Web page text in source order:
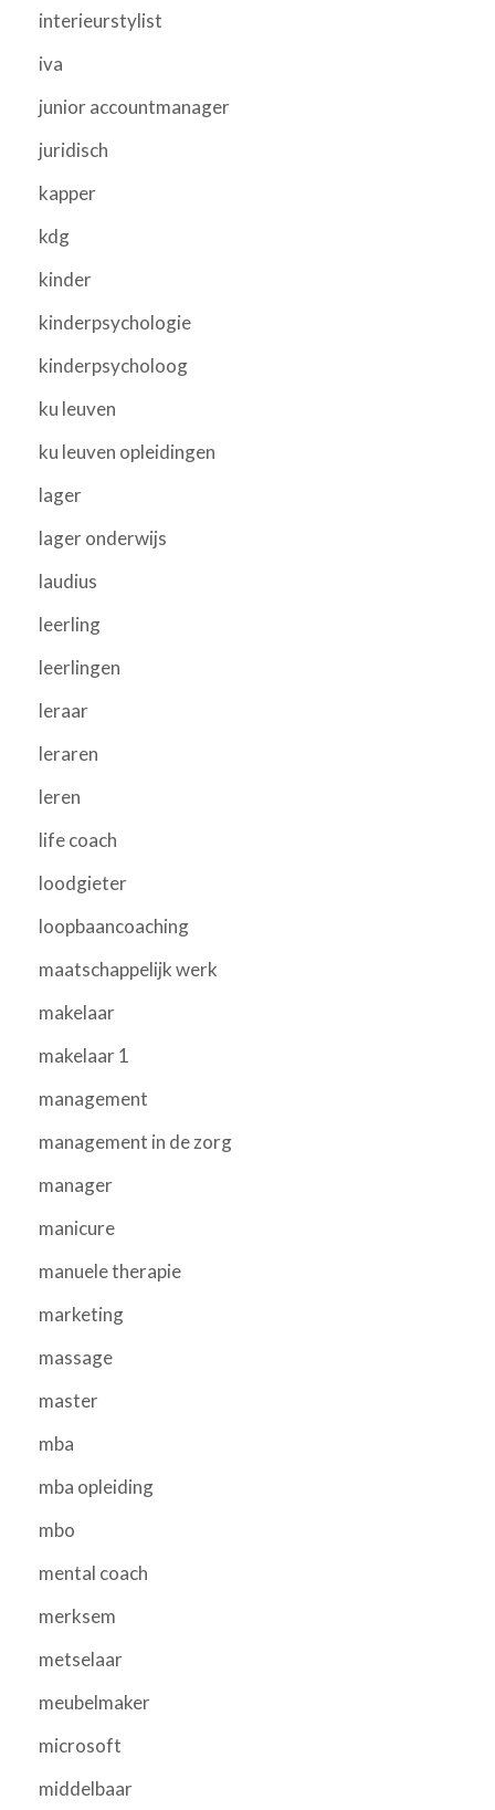
interieurstylist
iva
junior accountmanager
juridisch
kapper
kdg
kinder
kinderpsychologie
kinderpsycholoog
ku leuven
ku leuven opleidingen
lager
lager onderwijs
laudius
leerling
leerlingen
leraar
leraren
leren
life coach
loodgieter
loopbaancoaching
maatschappelijk werk
makelaar
makelaar 1
management
management in de zorg
manager
manicure
manuele therapie
marketing
massage
master
mba
mba opleiding
mbo
mental coach
merksem
metselaar
meubelmaker
microsoft
middelbaar